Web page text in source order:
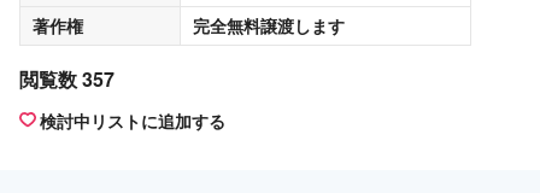
著作権
完全無料譲渡します
閲覧数 357
検討中リストに追加する